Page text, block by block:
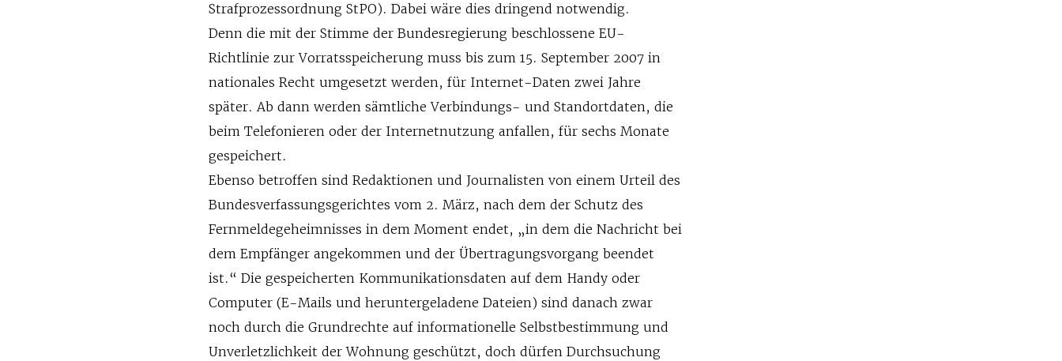
Strafprozessordnung StPO). Dabei wäre dies dringend notwendig.
Denn die mit der Stimme der Bundesregierung beschlossene EU-
Richtlinie zur Vorratsspeicherung muss bis zum 15. September 2007 in
nationales Recht umgesetzt werden, für Internet-Daten zwei Jahre
später. Ab dann werden sämtliche Verbindungs- und Standortdaten, die
beim Telefonieren oder der Internetnutzung anfallen, für sechs Monate
gespeichert.
Ebenso betroffen sind Redaktionen und Journalisten von einem Urteil des
Bundesverfassungsgerichtes vom 2. März, nach dem der Schutz des
Fernmeldegeheimnisses in dem Moment endet, „in dem die Nachricht bei
dem Empfänger angekommen und der Übertragungsvorgang beendet
ist.“ Die gespeicherten Kommunikationsdaten auf dem Handy oder
Computer (E-Mails und heruntergeladene Dateien) sind danach zwar
noch durch die Grundrechte auf informationelle Selbstbestimmung und
Unverletzlichkeit der Wohnung geschützt, doch dürfen Durchsuchung